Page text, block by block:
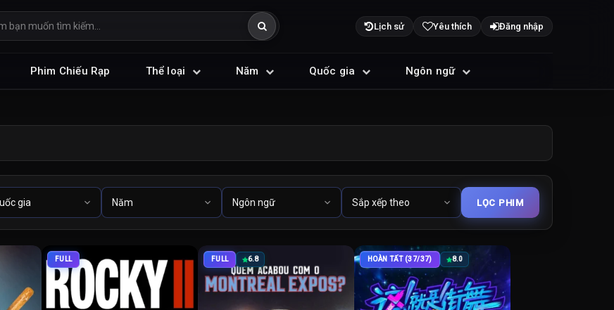
Lịch sử Yêu thích Đăng nhập
Phim Chiếu Rạp Thể loại Năm Quốc gia Ngôn ngữ
FULL FULL 6.8 HOÀN TẤT (37/37) 8.0